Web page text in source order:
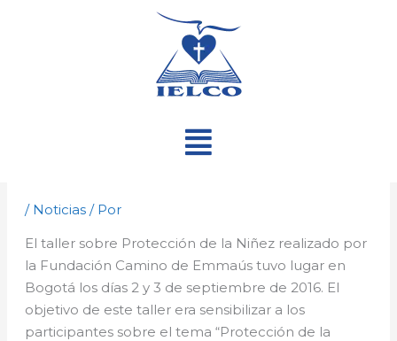
Menú
/ Noticias / Por
El taller sobre Protección de la Niñez realizado por
la Fundación Camino de Emmaús tuvo lugar en
Bogotá los días 2 y 3 de septiembre de 2016. El
objetivo de este taller era sensibilizar a los
participantes sobre el tema “Protección de la